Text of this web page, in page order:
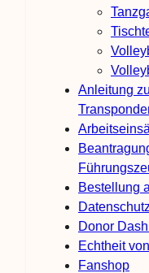
Anleitung
Bestellung
Donor
Echtheit
Fanshop